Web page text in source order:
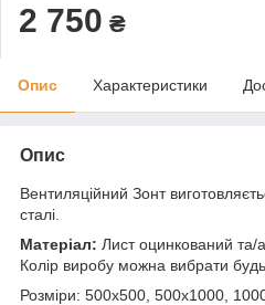
2 750 ₴
Опис Характеристики
Опис
Вентиляційний Зонт
сталі.
Матеріал: Лист оцинкований та/
Колір виробу можна вибрати
Розміри: 500х500, 500х1000,